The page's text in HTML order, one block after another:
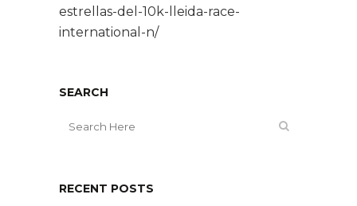
estrellas-del-10k-lleida-race-
international-n/
SEARCH
RECENT POSTS